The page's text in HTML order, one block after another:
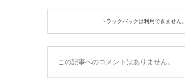
トラックバックは利用できません。
この記事へのコメントはありません。